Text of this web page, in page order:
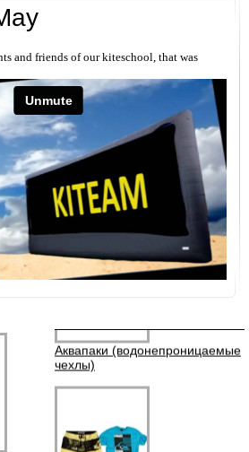
and friends of our kiteschool, that was
Коллекция гидрокостюмов Neil
Pryde
Аквапаки (водонепроницаемые
чехлы)